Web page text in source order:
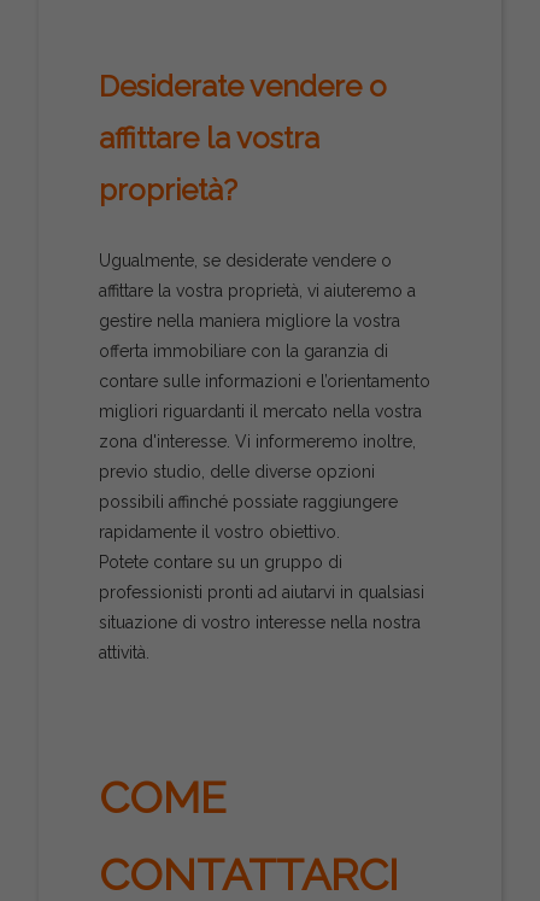
Desiderate vendere o
affittare la vostra
proprietà?
Ugualmente, se desiderate vendere o
affittare la vostra proprietà, vi aiuteremo a
gestire nella maniera migliore la vostra
offerta immobiliare con la garanzia di
contare sulle informazioni e l’orientamento
migliori riguardanti il mercato nella vostra
zona d'interesse. Vi informeremo inoltre,
previo studio, delle diverse opzioni
possibili affinché possiate raggiungere
rapidamente il vostro obiettivo.
Potete contare su un gruppo di
professionisti pronti ad aiutarvi in qualsiasi
situazione di vostro interesse nella nostra
attività.
COME
CONTATTARCI